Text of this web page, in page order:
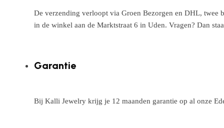
De verzending verloopt via Groen Bezorgen en DHL, twee
in de winkel aan de Marktstraat 6 in Uden. Vragen? Dan
Garantie
Bij Kalli Jewelry krijg je 12 maanden garantie op al onze